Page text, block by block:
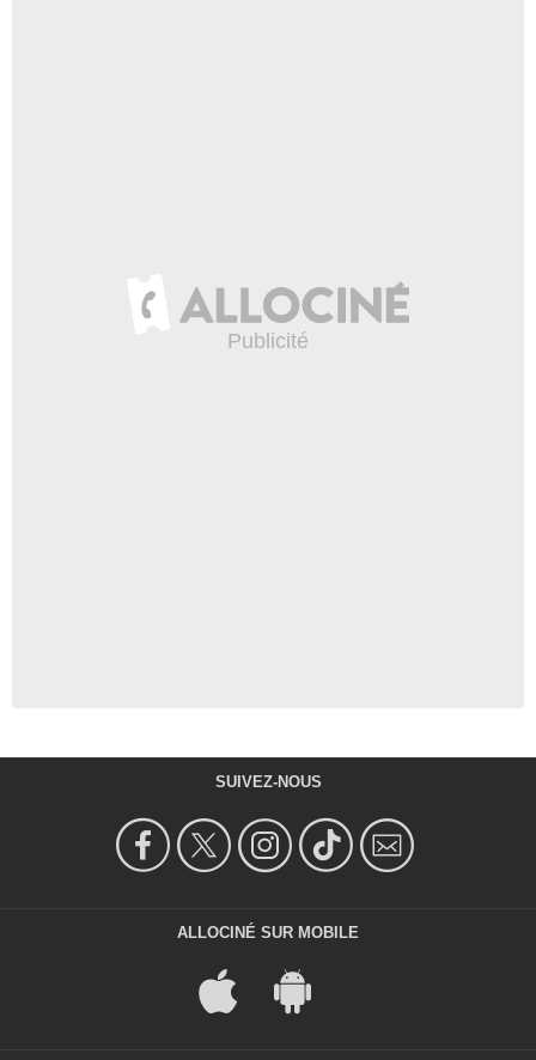
SUIVEZ-NOUS
ALLOCINÉ SUR MOBILE